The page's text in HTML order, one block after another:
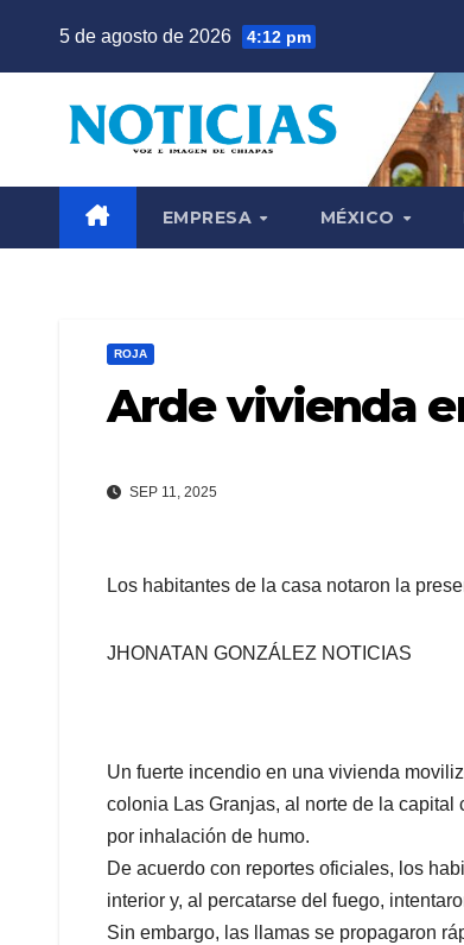
5 de agosto de 2026 4:12 pm
EMPRESA MÉXICO
ROJA
Arde vivienda
SEP 11, 2025
Los habitantes de la casa notaron la
JHONATAN GONZÁLEZ NOTICIAS
Un fuerte incendio en una vivienda
colonia Las Granjas, al norte de la
por inhalación de humo.
De acuerdo con reportes oficiales, los
interior y, al percatarse del fuego,
Sin embargo, las llamas se propagaron